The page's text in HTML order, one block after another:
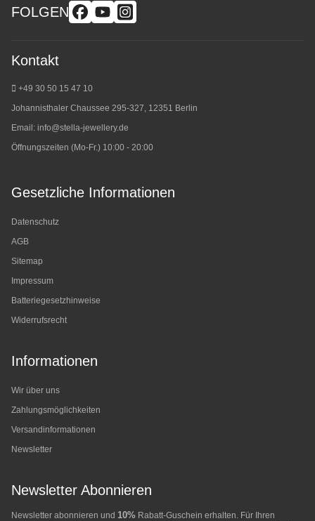
FOLGEN
Kontakt
+49 30 50 15 47 10
Johannisthaler Chaussee 295-327, 12351 Berlin
Email: info@stella-jewellery.de
Öffnungszeiten (Mo-Fr.) 10:00 - 20:00
Gesetzliche Informationen
Datenschutz
AGB
Sitemap
Impressum
Batteriegesetzhinweise
Widerrufsrecht
Informationen
Wir über uns
Zahlungsmöglichkeiten
Versandinformationen
Newsletter
Newsletter Abonnieren
Newsletter abonnieren und 10% Rabatt-Guschein erhalten. Für Ihren